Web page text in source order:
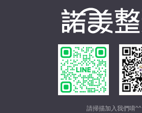
請掃描加入我們唷^^